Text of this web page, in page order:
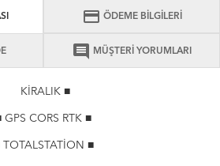
credit_card ÖDEME BİLGİLERİ
comment MÜŞTERİ YORUMLARI
KİRALIK ■
GPS CORS RTK ■
TOTALSTATİON ■